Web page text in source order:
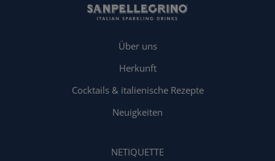
Über uns
Herkunft
Cocktails & italienische Rezepte
Neuigkeiten
NETIQUETTE